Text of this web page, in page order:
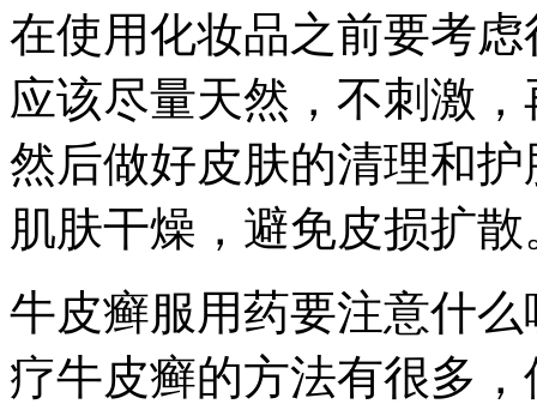
在使用化妆品之前要考
应该尽量天然，不刺激
然后做好皮肤的清理和
肌肤干燥，避免皮损扩散
牛皮癣服用药要注意什
疗牛皮癣的方法有很多